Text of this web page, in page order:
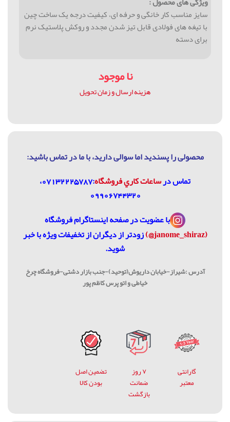
سایز مناسب کار خانگی و حرفه ای، کیفیت درجه یک ساخت چین
با تیغه های فولادی قابل تیز شدن مجدد و روکش پلاستیک نرم
برای دسته
نا موجود
هزینه ارسال و زمان تحویل
محصولی را پسندید اما سوالی دارید، با ما در تماس باشيد:
تماس درساعات كاري فروشگاه
:07132225787،
09906744320
با عضویت درصفحه اینستاگرام فروشگاه
(janome_shiraz@)
زودتر از دیگران از تخفیفات ویژه با خبر
شوید.
آدرس :شیراز-خیابان داریوش(توحید)-جنب بازار دشتی-فروشگاه چرخ
خیاطی و اتو پرس کاظم پور
گارانتی
معتبر
۷ روز
ضمانت
بازگشت
تضمین اصل
بودن کالا